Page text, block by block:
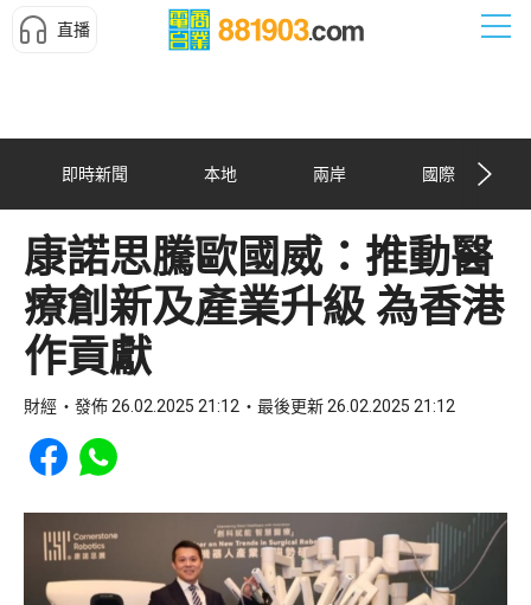
直播
即時新聞 本地 兩岸 國際
康諾思騰歐國威：推動醫
療創新及產業升級 為香港
作貢獻
財經 發佈 26.02.2025 21:12 最後更新 26.02.2025 21:12
Share to Facebook
Share to WhatsApp